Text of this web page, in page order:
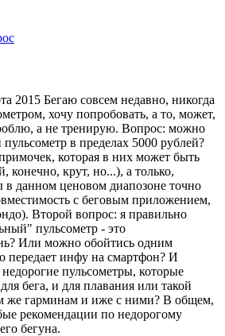
2015 Бегаю совсем недавно, никогда
хочу попробовать, а то, может,
а не тренирую. Вопрос: можно
в пределах 5000 рублей?
которая в них может быть
конечно, крут, но...), а только,
в данном ценовом диапозоне точно
с беговым приложением,
Второй вопрос: я правильно
пульсометр - это
Или можно обойтись одним
передает инфу на смартфон? И
пульсометры, которые
бега, и для плавания или такой
же гарминам и иже с ними? В общем,
рекомендации по недорогому
бегуна.